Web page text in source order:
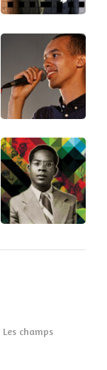
Les champs